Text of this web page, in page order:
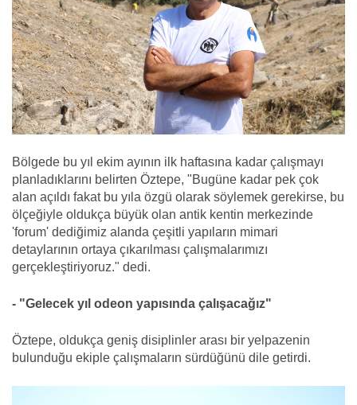
Bölgede bu yıl ekim ayının ilk haftasına kadar çalışmayı
planladıklarını belirten Öztepe, "Bugüne kadar pek çok
alan açıldı fakat bu yıla özgü olarak söylemek gerekirse, bu
ölçeğiyle oldukça büyük olan antik kentin merkezinde
'forum' dediğimiz alanda çeşitli yapıların mimari
detaylarının ortaya çıkarılması çalışmalarımızı
gerçekleştiriyoruz." dedi.
- "Gelecek yıl odeon yapısında çalışacağız"
Öztepe, oldukça geniş disiplinler arası bir yelpazenin
bulunduğu ekiple çalışmaların sürdüğünü dile getirdi.